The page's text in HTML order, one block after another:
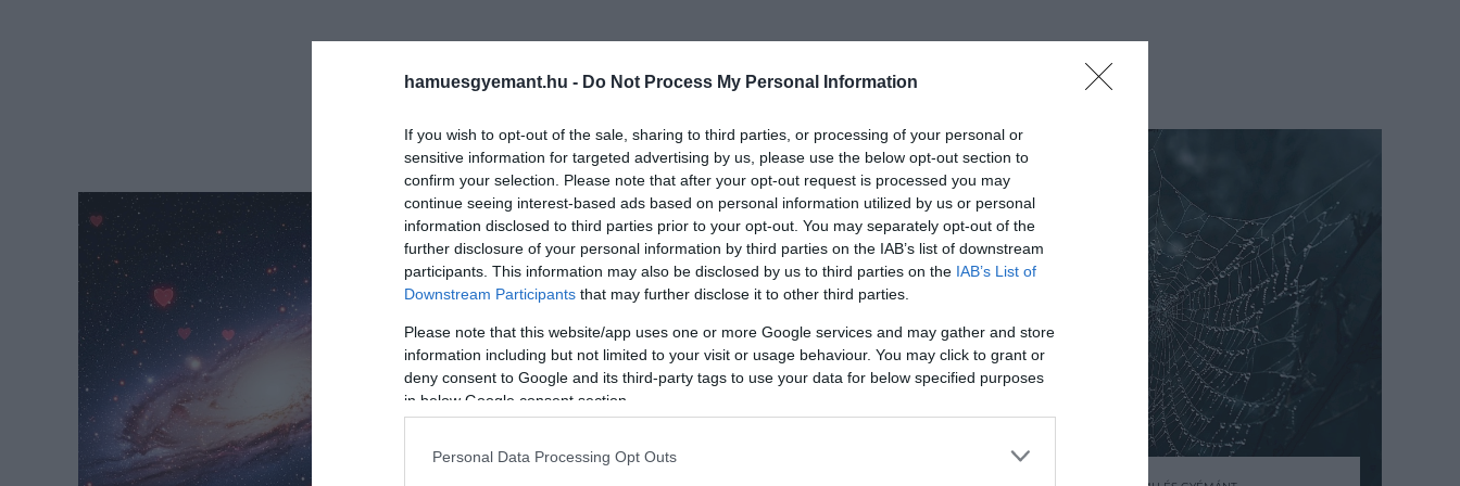
hamuesgyemant.hu - Do Not Process My Personal Information
If you wish to opt-out of the sale, sharing to third parties, or processing of your personal or
sensitive information for targeted advertising by us, please use the below opt-out section to
confirm your selection. Please note that after your opt-out request is processed you may
continue seeing interest-based ads based on personal information utilized by us or personal
information disclosed to third parties prior to your opt-out. You may separately opt-out of the
further disclosure of your personal information by third parties on the IAB’s list of downstream
participants. This information may also be disclosed by us to third parties on the IAB’s List of
Downstream Participants that may further disclose it to other third parties.
Please note that this website/app uses one or more Google services and may gather and store
information including but not limited to your visit or usage behaviour. You may click to grant or
deny consent to Google and its third-party tags to use your data for below specified purposes
in below Google consent section.
Personal Data Processing Opt Outs